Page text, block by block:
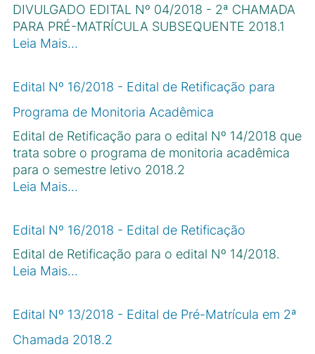
DIVULGADO EDITAL Nº 04/2018 - 2ª CHAMADA
PARA PRÉ-MATRÍCULA SUBSEQUENTE 2018.1
Leia Mais…
Edital Nº 16/2018 - Edital de Retificação para
Programa de Monitoria Acadêmica
Edital de Retificação para o edital Nº 14/2018 que
trata sobre o programa de monitoria acadêmica
para o semestre letivo 2018.2
Leia Mais…
Edital Nº 16/2018 - Edital de Retificação
Edital de Retificação para o edital Nº 14/2018.
Leia Mais…
Edital Nº 13/2018 - Edital de Pré-Matrícula em 2ª
Chamada 2018.2